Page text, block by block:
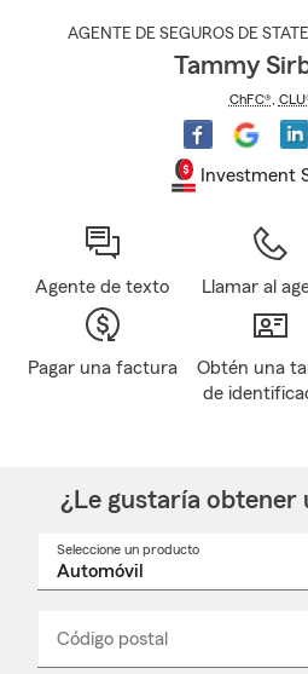
AGENTE DE SEGUROS DE
Tammy
ChFC®,
Investment
Agente de texto Llamar al
Pagar una factura
Obtén una
de
¿Le gustaría obtener
Seleccione un producto
desplegable
Código postal
_____